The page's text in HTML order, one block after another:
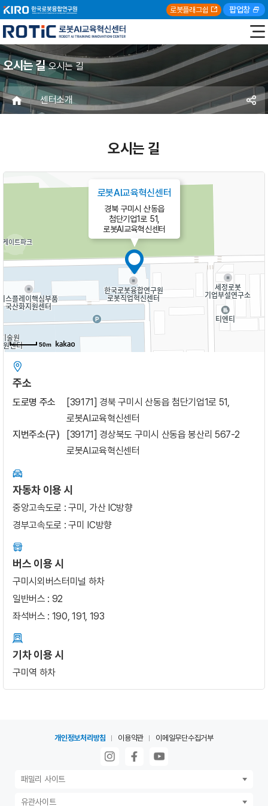
로봇플래그쉽 팝업창
오시는 길 오시는 길
센터소개
오시는 길
50m
로봇AI교육혁신센터
경북 구미시 산동읍
첨단기업1로 51,
로봇AI교육혁신센터
50m
주소
도로명 주소
[39171] 경북 구미시 산동읍 첨단기업1로 51,
로봇AI교육혁신센터
지번주소(구)
[39171] 경상북도 구미시 산동읍 봉산리 567-2
로봇AI교육혁신센터
자동차 이용 시
중앙고속도로 : 구미, 가산 IC방향
경부고속도로 : 구미 IC방향
버스 이용 시
구미시외버스터미널 하차
일반버스 : 92
좌석버스 : 190, 191, 193
기차 이용 시
구미역 하차
개인정보처리방침 이용약관 이메일무단수집거부
패밀리 사이트
유관사이트